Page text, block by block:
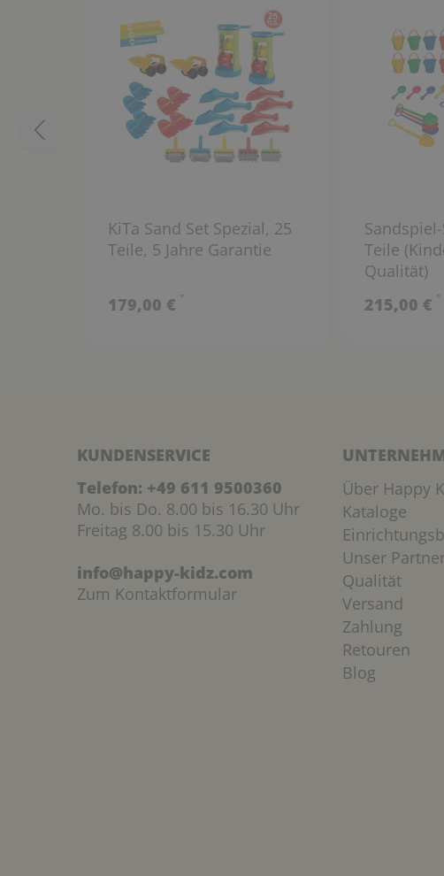
KiTa Sand Set Spezial, 25
Teile, 5 Jahre Garantie
179,00 € *
Teile
Qualität)
215,00 € *
KUNDENSERVICE
Telefon: +49 611 9500360
Mo. bis Do. 8.00 bis 16.30 Uhr
Freitag 8.00 bis 15.30 Uhr
info@happy-kidz.com
Zum Kontaktformular
Über Happy
Kataloge
Unser
Qualität
Versand
Zahlung
Retouren
Blog